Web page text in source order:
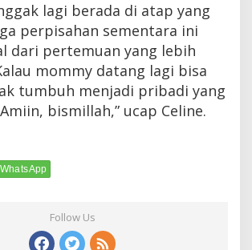
lagi berada di atap yang
perpisahan sementara ini
dari pertemuan yang lebih
mommy datang lagi bisa
tumbuh menjadi pribadi yang
bismillah,” ucap Celine.
Follow Us